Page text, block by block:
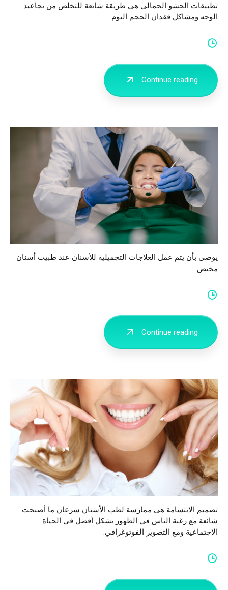
Русский
( الروسية)
Español
(الأسبانية)
تطبيقات الحشو الجمالي هي طريقة شائعة للتخلص من تجاعيد
الوجه ومشاكل فقدان الحجم اليوم.
Continue reading
يوصى بأن يتم عمل العلاجات التجميلية للأسنان عند طبيب أسنان
مختص.
Continue reading
تصميم الابتسامة هي ممارسة لطب الأسنان سرعان ما أصبحت
شائعة مع رغبة الناس في الظهور بشكل أفضل في الحياة
الاجتماعية ومع التصوير الفوتوغرافي.